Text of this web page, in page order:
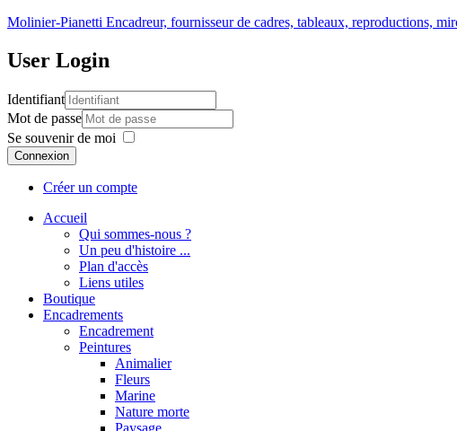
Molinier-Pianetti Encadreur, fournisseur de cadres, tableaux, reproductions,
User Login
Identifiant
Mot de passe
Se souvenir de moi
Connexion
Créer un compte
Accueil
Qui sommes-nous ?
Un peu d'histoire ...
Plan d'accès
Liens utiles
Boutique
Encadrements
Encadrement
Peintures
Animalier
Fleurs
Marine
Nature morte
Paysage